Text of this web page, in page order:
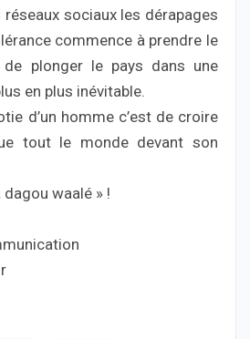
réseaux sociaux les dérapages
commence à prendre le
plonger le pays dans une
en plus inévitable.
d’un homme c’est de croire
tout le monde devant son
dagou waalé » !